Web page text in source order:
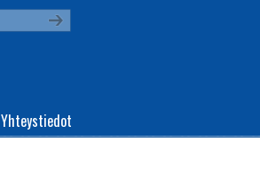
Yhteystiedot